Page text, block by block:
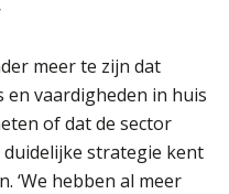
meer te zijn dat
vaardigheden in huis
of dat de sector
duidelijke strategie kent
‘We hebben al meer
zo begeleid je jouw
Nederlanders in de knel
belastingwet